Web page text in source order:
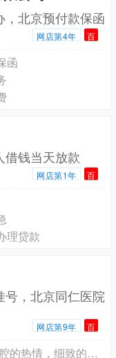
北京预付款保函
网店第4年 百
函
借钱当天放款
网店第1年 百
理贷款
，北京同仁医院
网店第9年 百
北京空 军总医院帮忙代挂专家号，满腔的热情，细致的服务